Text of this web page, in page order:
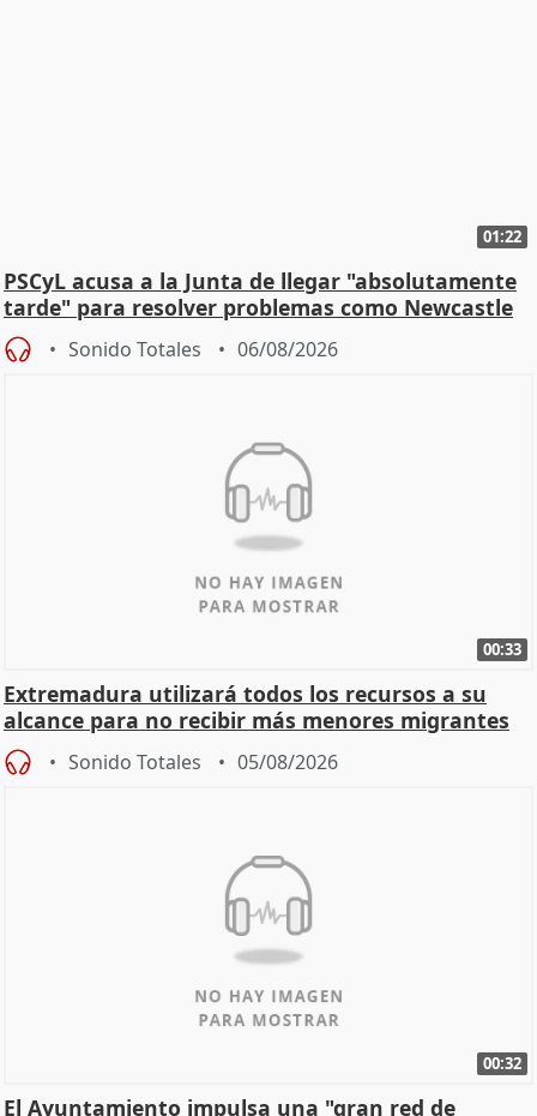
01:22
PSCyL acusa a la Junta de llegar "absolutamente
tarde" para resolver problemas como Newcastle
Sonido Totales 06/08/2026
00:33
Extremadura utilizará todos los recursos a su
alcance para no recibir más menores migrantes
Sonido Totales 05/08/2026
00:32
El Ayuntamiento impulsa una "gran red de